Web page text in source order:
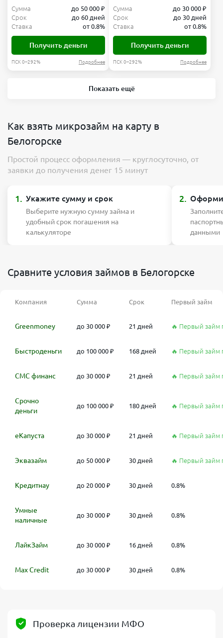
Сумма
до 50 000 ₽
Срок
до 60 дней
Ставка
от 0.8%
Получить деньги
ПСК 0–292% Подробнее
Сумма
до 30 000 ₽
Срок
до 30 дней
Ставка
от 0.8%
Получить деньги
ПСК 0–292% Подробнее
Показать ещё
Как взять микрозайм на карту в
Белогорске
Простой процесс оформления — круглосуточно, от
заявки до получения денег 15 минут
1. Укажите сумму и срок
Выберите нужную сумму займа и
удобный срок погашения на
калькуляторе
2.
данными
Сравните условия займов в Белогорске
Компания Сумма Срок Первый займ
Greenmoney до 30 000 ₽ 21 дней 🔥 Первый займ
Быстроденьги до 100 000 ₽ 168 дней 🔥 Первый займ
СМС финанс до 30 000 ₽ 21 дней 🔥 Первый займ
Срочно
деньги
до 100 000 ₽ 180 дней 🔥 Первый займ
еКапуста до 30 000 ₽ 21 дней 🔥 Первый займ
Эквазайм до 50 000 ₽ 30 дней 🔥 Первый займ
Кредитнау до 20 000 ₽ 30 дней 0.8%
Умные
наличные
до 30 000 ₽ 30 дней 0.8%
ЛайкЗайм до 30 000 ₽ 16 дней 0.8%
Max Credit до 30 000 ₽ 30 дней 0.8%
Проверка лицензии МФО